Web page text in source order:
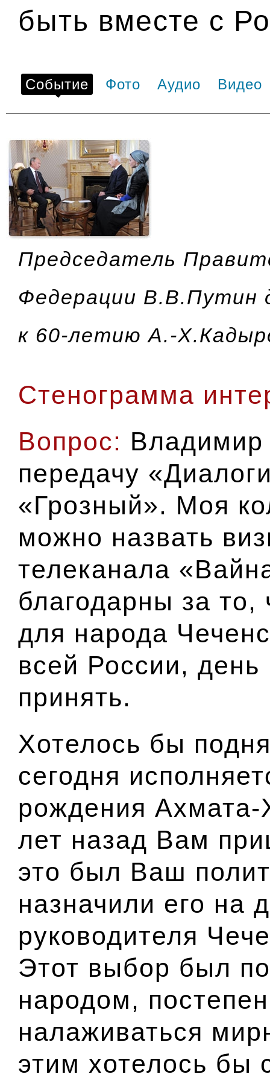
быть вместе с
Событие Фото Аудио Видео
Председатель
Федерации В.В.Путин
к 60-летию А.-
Стенограмма
Вопрос: Владимир
передачу
«Грозный». Моя
можно назвать
телеканала
благодарны за то,
для народа
всей России,
принять.
Хотелось бы
сегодня
рождения
лет назад Вам
это был Ваш
назначили его на
руководителя
Этот выбор был
народом,
налаживаться
этим хотелось бы